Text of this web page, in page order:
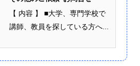
【 内容 】 ■大学、専門学校で
講師、教員を探している方へ...